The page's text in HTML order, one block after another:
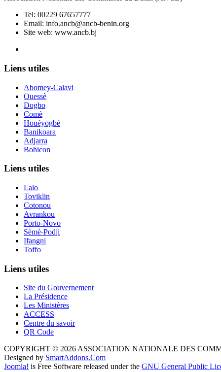
Tel: 00229 67657777
Email: info.ancb@ancb-benin.org
Site web: www.ancb.bj
Liens utiles
Abomey-Calavi
Ouessè
Dogbo
Comè
Houéyogbé
Banikoara
Adjarra
Bohicon
Liens utiles
Lalo
Toviklin
Cotonou
Avrankou
Porto-Novo
Sèmè-Podji
Ifangni
Toffo
Liens utiles
Site du Gouvernement
La Présidence
Les Ministères
ACCESS
Centre du savoir
QR Code
COPYRIGHT © 2026 ASSOCIATION NATIONALE DES
Designed by SmartAddons.Com
Joomla! is Free Software released under the GNU General Public